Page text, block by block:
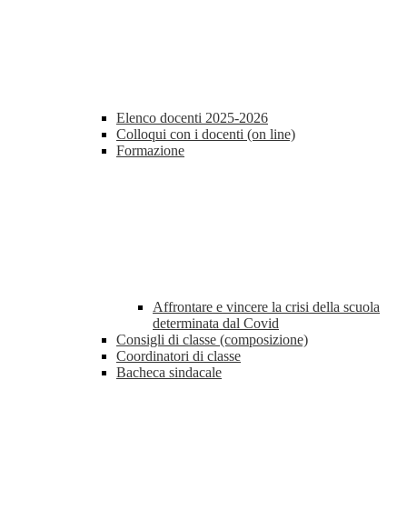
Elenco docenti 2025-2026
Colloqui con i docenti (on line)
Formazione
Affrontare e vincere la crisi della scuola
determinata dal Covid
Consigli di classe (composizione)
Coordinatori di classe
Bacheca sindacale